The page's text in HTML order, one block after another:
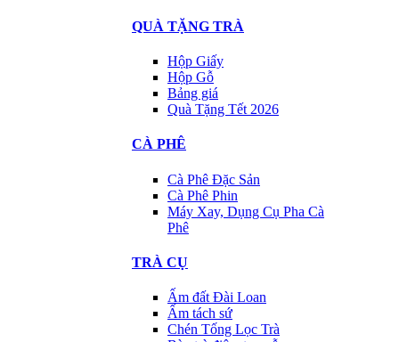
QUÀ TẶNG TRÀ
Hộp Giấy
Hộp Gỗ
Bảng giá
Quà Tặng Tết 2026
CÀ PHÊ
Cà Phê Đặc Sản
Cà Phê Phin
Máy Xay, Dụng Cụ Pha Cà
Phê
TRÀ CỤ
Ấm đất Đài Loan
Ấm tách sứ
Chén Tống Lọc Trà